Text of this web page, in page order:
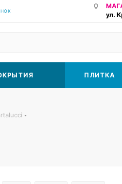
ул.
ПЛИТКА